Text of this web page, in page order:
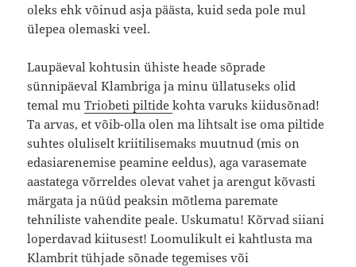
oleks ehk võinud asja päästa, kuid seda pole mul
ülepea olemaski veel.
Laupäeval kohtusin ühiste heade sõprade
sünnipäeval Klambriga ja minu üllatuseks olid
temal muTriobeti piltidekohta varuks kiidusõnad!
Ta arvas, et võib-olla olen ma lihtsalt ise oma piltide
suhtes oluliselt kriitilisemaks muutnud (mis on
edasiarenemise peamine eeldus), aga varasemate
aastatega võrreldes olevat vahet ja arengut kõvasti
märgata ja nüüd peaksin mõtlema paremate
tehniliste vahendite peale. Uskumatu! Kõrvad siiani
loperdavad kiitusest! Loomulikult ei kahtlusta ma
Klambrit tühjade sõnade tegemises või